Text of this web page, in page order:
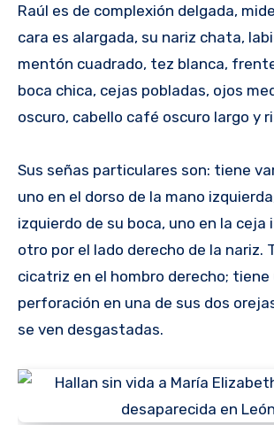
Raúl es de complexión delgada,
cara es alargada, su nariz chata,
mentón cuadrado, tez blanca,
boca chica, cejas pobladas, ojos
oscuro, cabello café oscuro largo y
Sus señas particulares son: tiene
uno en el dorso de la mano
izquierdo de su boca, uno en la ceja
otro por el lado derecho de la nariz.
cicatriz en el hombro derecho; tiene
perforación en una de sus dos
se ven desgastadas.